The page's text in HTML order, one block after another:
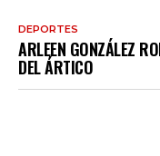
DEPORTES
ARLEEN GONZÁLEZ
DEL ÁRTICO